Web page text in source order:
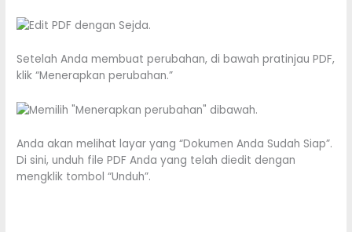
Setelah Anda membuat perubahan, di bawah pratinjau PDF,
klik “Menerapkan perubahan.”
Anda akan melihat layar yang “Dokumen Anda Sudah Siap”.
Di sini, unduh file PDF Anda yang telah diedit dengan
mengklik tombol “Unduh”.